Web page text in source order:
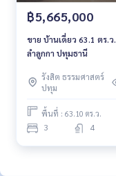
฿5,665,000
ขาย บ้านเดี่ยว 63.1 ตร.ว.
ลำลูกกา ปทุมธานี
รังสิต ธรรมศาสตร์
ปทุม
พื้นที่ : 63.10 ตร.ว.
3 4